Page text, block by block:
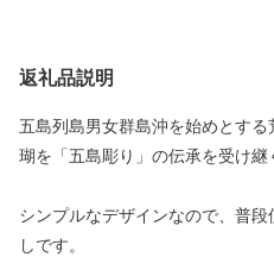
返礼品説明
五島列島男女群島沖を始めとす
瑚を「五島彫り」の伝承を受け継
シンプルなデザインなので、普
しです。